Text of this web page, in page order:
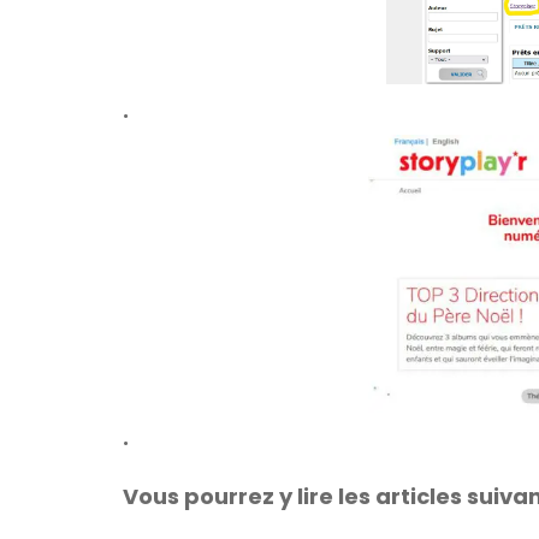
.
.
Vous pourrez y lire les articles